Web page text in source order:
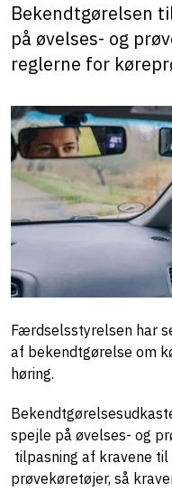
Bekendtgørelsen
på øvelses- og
reglerne for
Færdselsstyrelsen har
af bekendtgørelse om
høring.
spejle på øvelses- og
tilpasning af kravene
prøvekøretøjer, så